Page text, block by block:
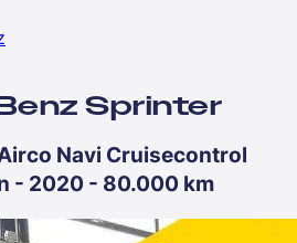
Sprinter
Navi Cruisecontrol
- 2020 - 80.000 km